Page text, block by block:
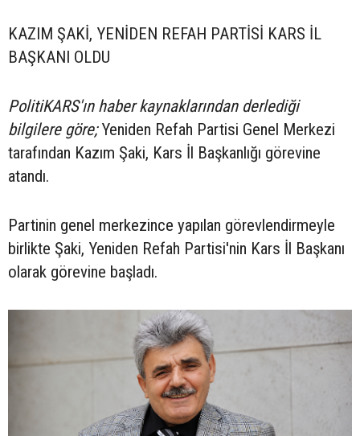
KAZIM ŞAKİ, YENİDEN REFAH PARTİSİ KARS İL
BAŞKANI OLDU
PolitiKARS'ın haber kaynaklarından derlediği
bilgilere göre;Yeniden Refah Partisi Genel Merkezi
tarafından Kazım Şaki, Kars İl Başkanlığı görevine
atandı.
Partinin genel merkezince yapılan görevlendirmeyle
birlikte Şaki, Yeniden Refah Partisi'nin Kars İl Başkanı
olarak görevine başladı.